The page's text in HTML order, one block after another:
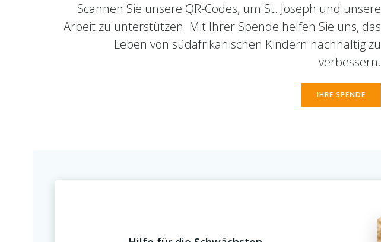
Scannen Sie unsere QR-Codes, um St. Joseph und unsere
Arbeit zu unterstützen. Mit Ihrer Spende helfen Sie uns, das
Leben von südafrikanischen Kindern nachhaltig zu
verbessern.
IHRE SPENDE